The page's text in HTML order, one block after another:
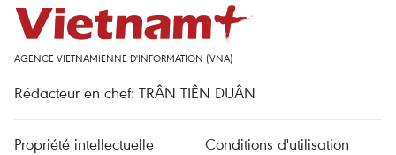
AGENCE VIETNAMIENNE D'INFORMATION (VNA)
Rédacteur en chef: TRÂN TIÊN DUÂN
Propriété intellectuelle
Conditions d'utilisation